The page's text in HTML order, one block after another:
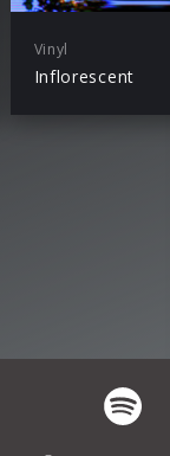
Vinyl
Inflorescent